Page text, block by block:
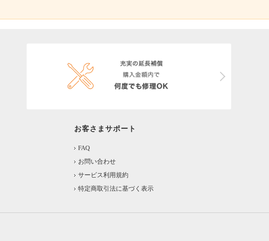
お客さまサポート
FAQ
お問い合わせ
サービス利用規約
特定商取引法に基づく表示